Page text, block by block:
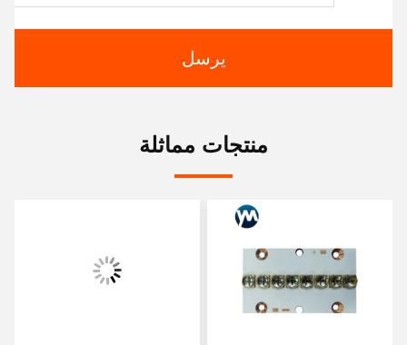
يرسل
منتجات مماثلة